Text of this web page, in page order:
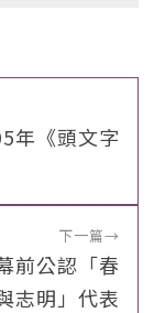
年《頭文字
下一篇→
前公認「春
志明」代表